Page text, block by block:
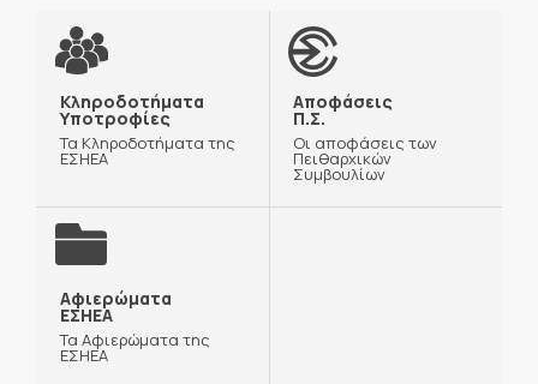
Κληροδοτήματα
Υποτροφίες
Τα Κληροδοτήματα της
ΕΣΗΕΑ
Αποφάσεις
Π.Σ.
Οι αποφάσεις των
Πειθαρχικών
Συμβουλίων
Αφιερώματα
ΕΣΗΕΑ
Τα Αφιερώματα της
ΕΣΗΕΑ